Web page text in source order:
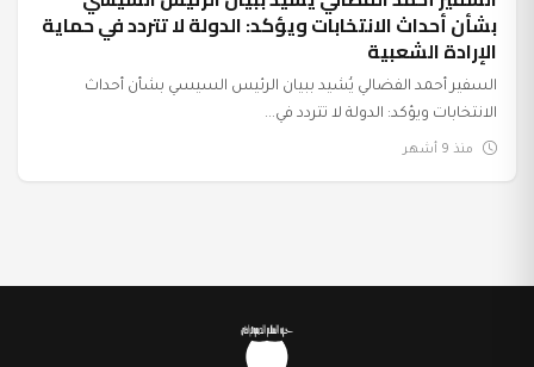
بشأن أحداث الانتخابات ويؤكد: الدولة لا تتردد في حماية
الإرادة الشعبية
السفير أحمد الفضالي يُشيد ببيان الرئيس السيسي بشأن أحداث
الانتخابات ويؤكد: الدولة لا تتردد في...
منذ 9 أشهر